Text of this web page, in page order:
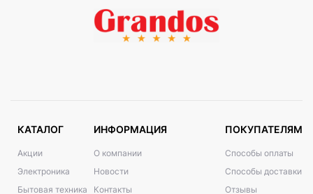
КАТАЛОГ
Акции
Электроника
Бытовая техника
ИНФОРМАЦИЯ
О компании
Новости
Контакты
ПОКУПАТЕЛЯМ
Способы оплаты
Способы доставки
Отзывы